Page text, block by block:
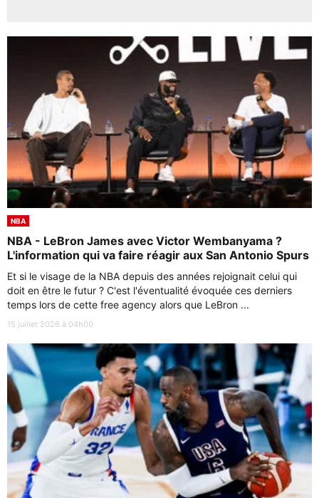
NBA
NBA - LeBron James avec Victor Wembanyama ?
L'information qui va faire réagir aux San Antonio Spurs
Et si le visage de la NBA depuis des années rejoignait celui qui
doit en être le futur ? C'est l'éventualité évoquée ces derniers
temps lors de cette free agency alors que LeBron ...
15 juillet 2026 à 04h00